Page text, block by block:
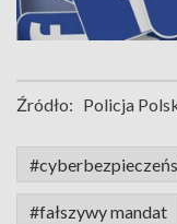
Źródło: Policja
#fałszywy mandat